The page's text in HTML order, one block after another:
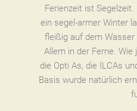
Ferienzeit ist
ein segel-armer Winter
fleißig auf dem
Allem in der Ferne.
die Opti As, die ILCAs
Basis wurde natürlich